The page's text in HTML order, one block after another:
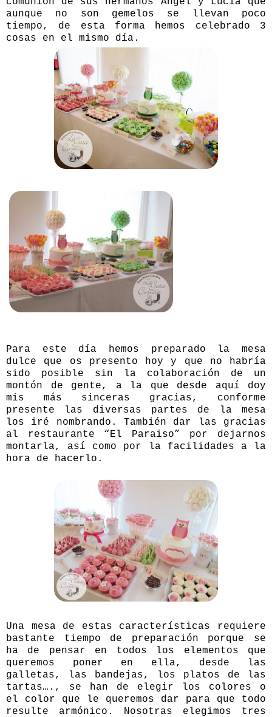
aunque no son gemelos se llevan poco
tiempo, de esta forma hemos celebrado 3
cosas en el mismo día.
Para este día hemos preparado la mesa
dulce que os presento hoy y que no habría
sido posible sin la colaboración de un
montón de gente, a la que desde aquí doy
mis más sinceras gracias, conforme
presente las diversas partes de la mesa
los iré nombrando. También dar las gracias
al restaurante “El Paraiso”
por dejarnos
montarla, así como por la facilidades a la
hora de hacerlo.
Una mesa de estas características requiere
bastante tiempo de preparación porque se
ha de pensar en todos los elementos que
queremos poner en ella, desde las
galletas, las bandejas, los platos de las
tartas…., se han de elegir los colores o
el color que le queremos dar para que todo
resulte armónico. Nosotras elegimos tres